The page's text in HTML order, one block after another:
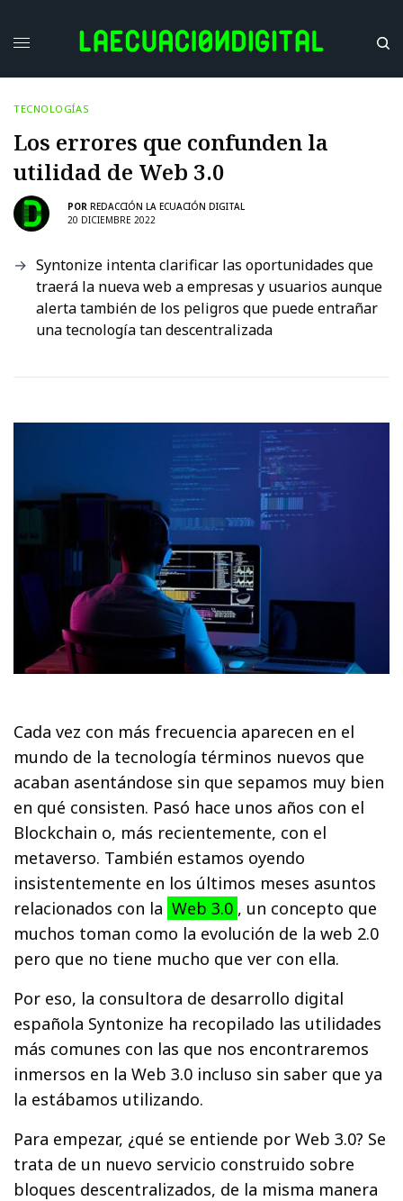
TECNOLOGÍAS
Los errores que confunden la
utilidad de Web 3.0
POR REDACCIÓN LA ECUACIÓN DIGITAL
20 DICIEMBRE 2022
Syntonize intenta clarificar las oportunidades que
traerá la nueva web a empresas y usuarios aunque
alerta también de los peligros que puede entrañar
una tecnología tan descentralizada
Cada vez con más frecuencia aparecen en el
mundo de la tecnología términos nuevos que
acaban asentándose sin que sepamos muy bien
en qué consisten. Pasó hace unos años con el
Blockchain o, más recientemente, con el
metaverso. También estamos oyendo
insistentemente en los últimos meses asuntos
relacionados con la Web 3.0 , un concepto que
muchos toman como la evolución de la web 2.0
pero que no tiene mucho que ver con ella.
Por eso, la consultora de desarrollo digital
española Syntonize ha recopilado las utilidades
más comunes con las que nos encontraremos
inmersos en la Web 3.0 incluso sin saber que ya
la estábamos utilizando.
Para empezar, ¿qué se entiende por Web 3.0? Se
trata de un nuevo servicio construido sobre
bloques descentralizados, de la misma manera